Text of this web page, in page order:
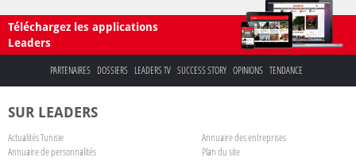
Téléchargez les applications
Leaders
PARTENAIRES DOSSIERS LEADERS TV SUCCESS STORY OPINIONS TENDANCE
SUR LEADERS
Actualités Tunisie
Annuaire des entreprises
Annuaire de personnalités
Plan du site